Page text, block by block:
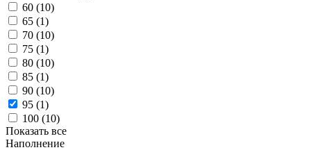
60 (10)
65 (1)
70 (10)
75 (1)
80 (10)
85 (1)
90 (10)
95 (1)
100 (10)
Показать все
Наполнение